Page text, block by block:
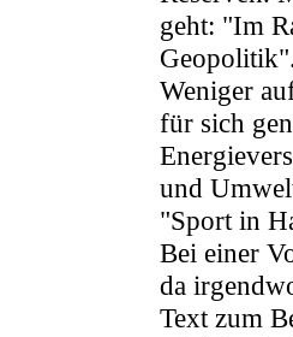
geht: "Im
Weniger
für sich
und
"Sport in
Bei einer
da
Text zum